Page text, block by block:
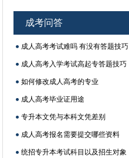
成考问答
成人高考考试难吗 有没有答题技巧
成人高考入学考试高起专答题技巧
如何修改成人高考的专业
成人高考毕业证用途
专升本文凭与本科文凭差别
成人高考报名需要提交哪些资料
统招专升本考试科目以及招生对象